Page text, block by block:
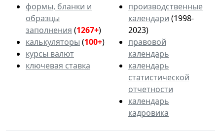
формы, бланки и
образцы
заполнения (1267+)
калькуляторы (100+)
курсы валют
ключевая ставка
производственные
календари (1998-
2023)
правовой
календарь
календарь
статистической
отчетности
календарь
кадровика